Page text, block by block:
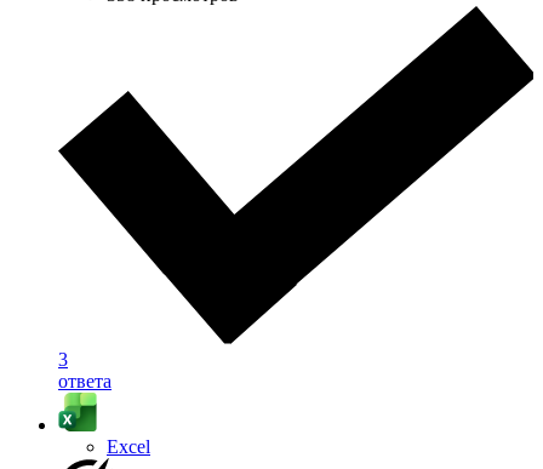
3
ответа
Excel